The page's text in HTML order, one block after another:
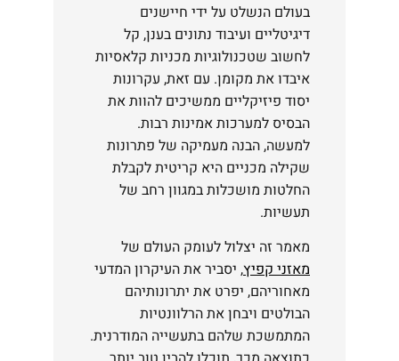
בעולם הנשלט על ידי חיישנים
דיגיטליים ועיבוד נתונים בענן, קל
לחשוב שטכנולוגיות מכניות קלאסיות
איבדו את מקומן. עם זאת, עקרונות
יסוד פיזיקליים ממשיכים להוות את
הבסיס למערכות אמינות רבות.
למעשה, הבנה מעמיקה של פתרונות
שקילה מכניים היא קריטית לקבלת
החלטות מושכלות במגוון רחב של
תעשיות.
מאמר זה יצלול לעומק העולם של
מאזני קפיץ, יסביר את העיקרון המדעי
מאחוריהם, יפרט את יתרונותיהם
הבולטים ויבחן את הרלוונטיות
המתמשכת שלהם בתעשייה המודרנית.